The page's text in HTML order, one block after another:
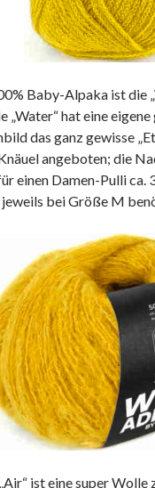
Baby-Alpaka ist die
„Water“ hat eine
das ganz gewisse
angeboten; die
einen Damen-Pulli ca.
jeweils bei Größe M
ist eine super